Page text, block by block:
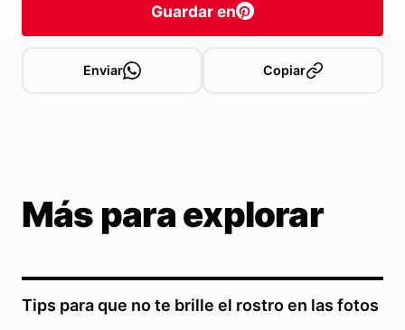
Guardar en
Enviar Copiar
Más para explorar
Tips para que no te brille el rostro en las fotos